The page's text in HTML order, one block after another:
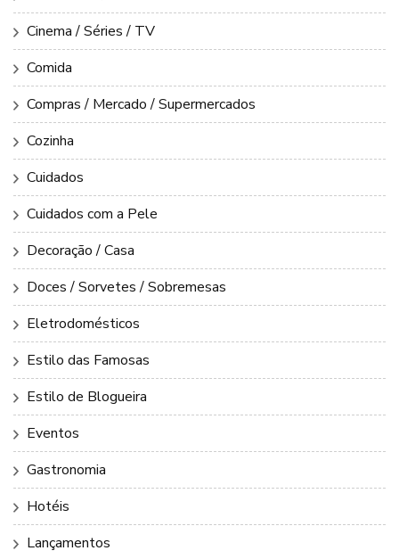
Cinema / Séries / TV
Comida
Compras / Mercado / Supermercados
Cozinha
Cuidados
Cuidados com a Pele
Decoração / Casa
Doces / Sorvetes / Sobremesas
Eletrodomésticos
Estilo das Famosas
Estilo de Blogueira
Eventos
Gastronomia
Hotéis
Lançamentos